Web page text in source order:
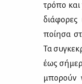
τρό­πο
διά­φο­ρες
ποί­η­σα
Τα
έως
μπο­ρούν